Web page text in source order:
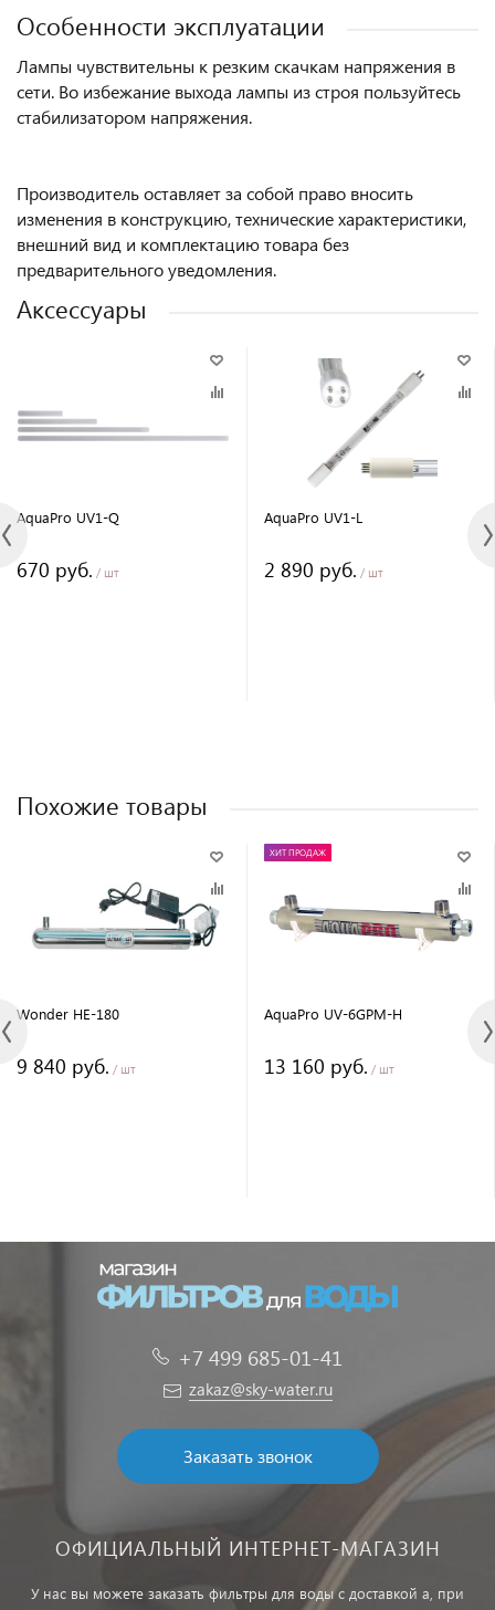
Особенности эксплуатации
Лампы чувствительны к резким скачкам напряжения в
сети. Во избежание выхода лампы из строя пользуйтесь
стабилизатором напряжения.
Производитель оставляет за собой право вносить
изменения в конструкцию, технические характеристики,
внешний вид и комплектацию товара без
предварительного уведомления.
Аксессуары
AquaPro UV1-Q
670 руб. / шт
AquaPro UV1-L
2 890 руб. / шт
Похожие товары
Wonder HE-180
9 840 руб. / шт
ХИТ ПРОДАЖ
AquaPro UV-6GPM-H
13 160 руб. / шт
+7 499 685-01-41
zakaz@sky-water.ru
Заказать звонок
ОФИЦИАЛЬНЫЙ ИНТЕРНЕТ-МАГАЗИН
У нас вы можете заказать фильтры для воды с доставкой а, при